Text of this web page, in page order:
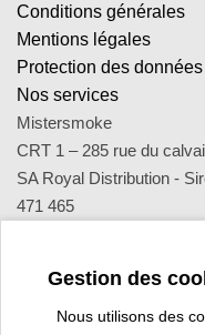
Conditions générales
Mentions légales
Protection des
Nos services
Mistersmoke
CRT 1 – 285 rue du
SA Royal Distribution -
471 465
sav@mistersmoke.com
lundi au vendredi de 9h à
Gestion des
Nous utilisons des